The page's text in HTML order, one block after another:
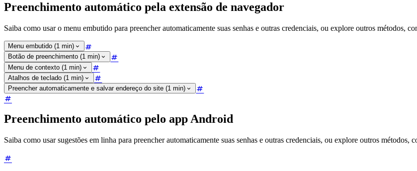
Preenchimento automático pela extensão de navegador
Saiba como usar o menu embutido para preencher automaticamente suas senhas e outras credenciais, ou explore outros métodos,
Menu embutido (1 min)
Botão de preenchimento (1 min)
Menu de contexto (1 min)
Atalhos de teclado (1 min)
Preencher automaticamente e salvar endereço do site (1 min)
Preenchimento automático pelo app Android
Saiba como usar sugestões em linha para preencher automaticamente suas senhas e outras credenciais, ou explore outros métodos,